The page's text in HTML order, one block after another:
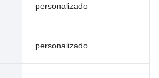
personalizado
personalizado